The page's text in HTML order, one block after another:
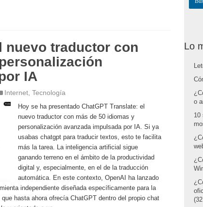
nuevo traductor con
IA
Internet, Tecnología
Hoy se ha presentado ChatGPT Translate: el
nuevo traductor con más de 50 idiomas y
personalización avanzada impulsada por IA. Si ya
usabas chatgpt para traducir textos, esto te facilita
más la tarea. La inteligencia artificial sigue
ganando terreno en el ámbito de la productividad
digital y, especialmente, en el de la traducción
automática. En este contexto, OpenAI ha lanzado
independiente diseñada específicamente para la
hasta ahora ofrecía ChatGPT dentro del propio chat
Lo
o
10